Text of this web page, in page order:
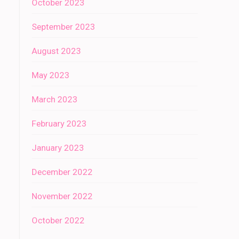
October 2023
September 2023
August 2023
May 2023
March 2023
February 2023
January 2023
December 2022
November 2022
October 2022